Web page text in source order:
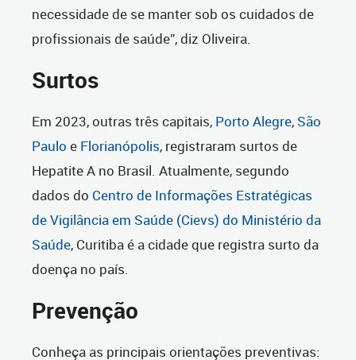
necessidade de se manter sob os cuidados de
profissionais de saúde”, diz Oliveira.
Surtos
Em 2023, outras três capitais, Porto Alegre, São
Paulo e Florianópolis, registraram surtos de
Hepatite A no Brasil. Atualmente, segundo
dados do Centro de Informações Estratégicas
de Vigilância em Saúde (Cievs) do Ministério da
Saúde, Curitiba é a cidade que registra surto da
doença no país.
Prevenção
Conheça as principais orientações preventivas: